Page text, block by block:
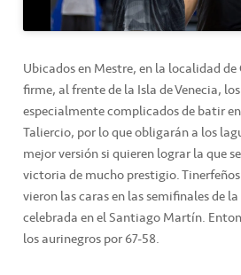
Ubicados en Mestre, en la localidad
firme, al frente de la Isla de Venecia,
especialmente complicados de batir
Taliercio, por lo que obligarán a los
mejor versión si quieren lograr la que
victoria de mucho prestigio.
vieron las caras en las semifinales de la
celebrada en el Santiago Martín.
los aurinegros por 67-58.